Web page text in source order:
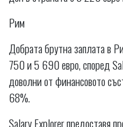
Рим
Добрата брутна заплата в
750 и 5 690 евро, според
доволни от финансовото
68%.
Salary Explorer предоставя